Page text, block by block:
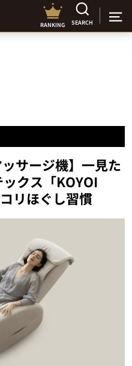
RANKING SEARCH
サージ機】一見た
クス「KOYOI
リほぐし習慣